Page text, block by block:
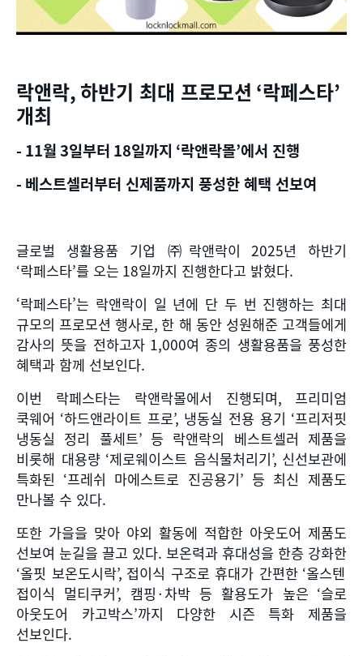
락앤락, 하반기 최대 프로모션 ‘락페스타’
개최
- 11월3일부터 18일까지 ‘락앤락몰’에서 진행
- 베스트셀러부터 신제품까지 풍성한 혜택 선보여
글로벌 생활용품 기업 ㈜락앤락이 2025년 하반기
‘락페스타’를 오는 18일까지 진행한다고 밝혔다.
‘락페스타’는 락앤락이 일 년에 단 두 번 진행하는 최대
규모의 프로모션 행사로, 한 해 동안 성원해준 고객들에게
감사의 뜻을 전하고자1,000여 종의 생활용품을 풍성한
혜택과 함께 선보인다.
이번 락페스타는 락앤락몰에서 진행되며, 프리미엄
쿡웨어 ‘하드앤라이트 프로’, 냉동실 전용 용기 ‘프리저핏
냉동실 정리 풀세트’ 등 락앤락의 베스트셀러 제품을
비롯해 대용량‘제로웨이스트 음식물처리기’, 신선보관에
특화된 ‘프레쉬 마에스트로 진공용기’ 등 최신 제품도
만나볼 수 있다.
또한 가을을 맞아 야외 활동에 적합한 아웃도어 제품도
선보여 눈길을 끌고 있다. 보온력과 휴대성을 한층 강화한
‘올핏 보온도시락’, 접이식 구조로 휴대가 간편한‘올스텐
접이식 멀티쿠커’, 캠핑 · 차박 등 활용도가 높은 ‘슬로
아웃도어 카고박스’까지 다양한 시즌 특화 제품을
선보인다.